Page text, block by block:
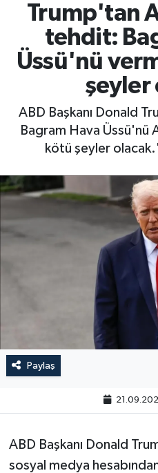
Trump'tan
tehdit:
Üssü'nü
şeyler
ABD Başkanı Donald
Bagram Hava
kötü şeyler
Paylaş
ABD Başkanı Donald
sosyal medya